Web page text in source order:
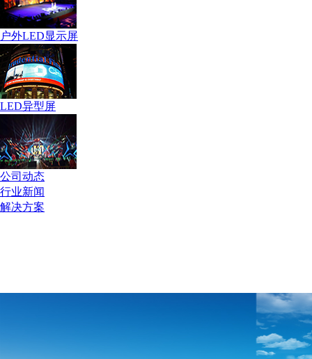
户外LED显示屏
LED异型屏
公司动态
行业新闻
解决方案